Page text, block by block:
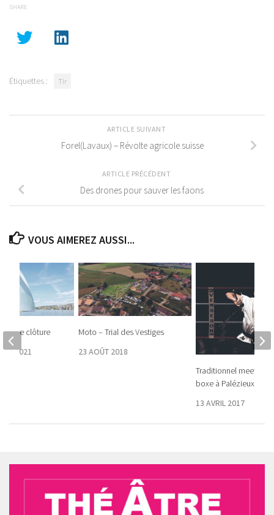
SHARE
Étiquettes : Tir
ARTICLE SUIVANT
Forel(Lavaux) – Révolte agricole suisse
ARTICLE PRÉCÉDENT
Des drones pour sauver les faons
VOUS AIMEREZ AUSSI...
Moto – Trial des Vestiges
23 AOÛT 2018
Traditionnel meeting
boxe à Palézieux
13 AVRIL 2017
de clôture
2021